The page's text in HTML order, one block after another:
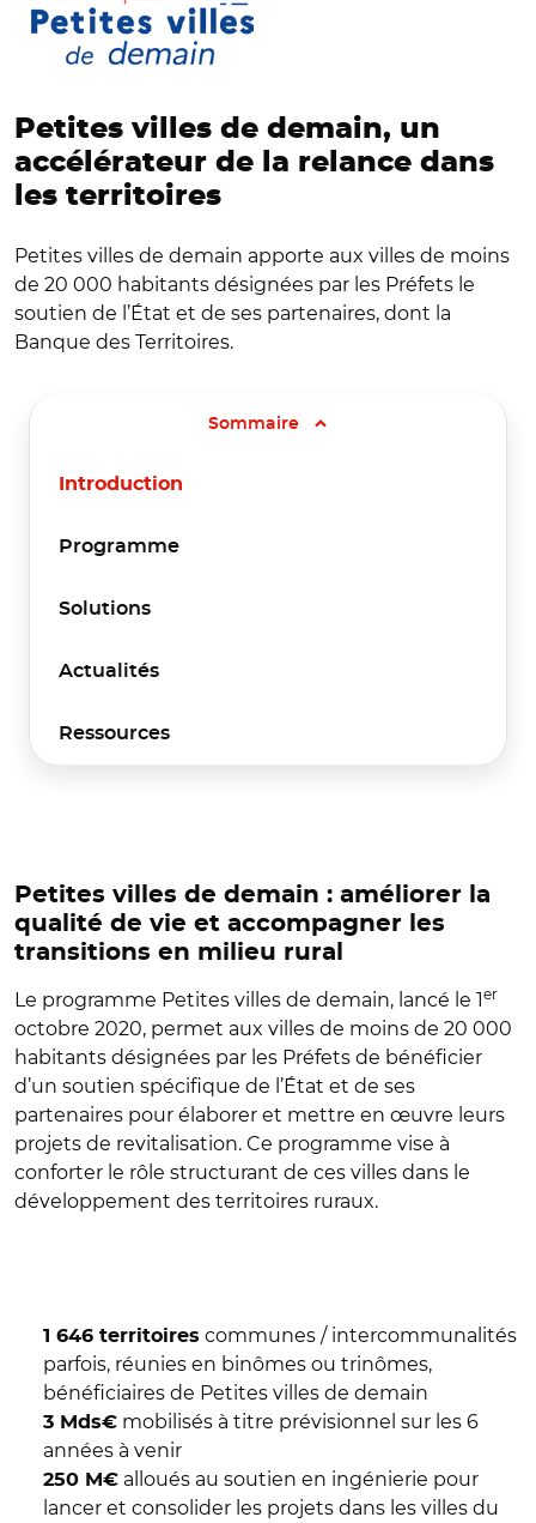
Petites villes de demain, un
accélérateur de la relance dans
les territoires
Petites villes de demain apporte aux villes de moins
de 20 000 habitants désignées par les Préfets le
soutien de l’État et de ses partenaires, dont la
Banque des Territoires.
Sommaire
Introduction
Programme
Solutions
Actualités
Ressources
Petites villes de demain : améliorer la
qualité de vie et accompagner les
transitions en milieu rural
Le programme Petites villes de demain, lancé le 1er
octobre 2020, permet aux villes de moins de 20 000
habitants désignées par les Préfets de bénéficier
d’un soutien spécifique de l’État et de ses
partenaires pour élaborer et mettre en œuvre leurs
projets de revitalisation. Ce programme vise à
conforter le rôle structurant de ces villes dans le
développement des territoires ruraux.
1 646 territoires communes / intercommunalités
parfois, réunies en binômes ou trinômes,
bénéficiaires de Petites villes de demain
3 Mds€ mobilisés à titre prévisionnel sur les 6
années à venir
250 M€ alloués au soutien en ingénierie pour
lancer et consolider les projets dans les villes du